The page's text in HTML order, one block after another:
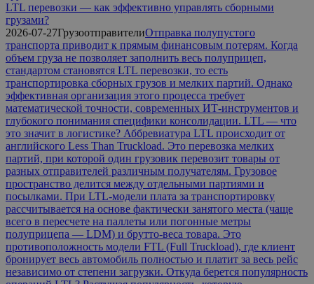
LTL перевозки — как эффективно управлять сборными
грузами?
2026-07-27ГрузоотправителиОтправка полупустого
транспорта приводит к прямым финансовым потерям. Когда
объем груза не позволяет заполнить весь полуприцеп,
стандартом становятся LTL перевозки, то есть
транспортировка сборных грузов и мелких партий. Однако
эффективная организация этого процесса требует
математической точности, современных ИТ-инструментов и
глубокого понимания специфики консолидации. LTL — что
это значит в логистике? Аббревиатура LTL происходит от
английского Less Than Truckload. Это перевозка мелких
партий, при которой один грузовик перевозит товары от
разных отправителей различным получателям. Грузовое
пространство делится между отдельными партиями и
посылками. При LTL-модели плата за транспортировку
рассчитывается на основе фактически занятого места (чаще
всего в пересчете на паллеты или погонные метры
полуприцепа — LDM) и брутто-веса товара. Это
противоположность модели FTL (Full Truckload), где клиент
бронирует весь автомобиль полностью и платит за весь рейс
независимо от степени загрузки. Откуда берется популярность